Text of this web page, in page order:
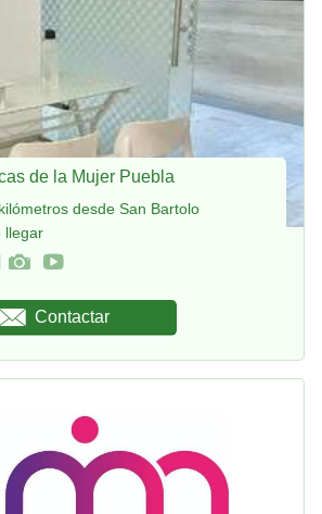
de la Mujer Puebla
desde San Bartolo
llegar
Contactar